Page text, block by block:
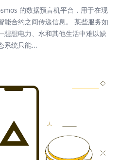
的数据预言机平台，用于在现
能合约之间传递信息。 某些服务如
想电力、水和其他生活中难以缺
系统只能...